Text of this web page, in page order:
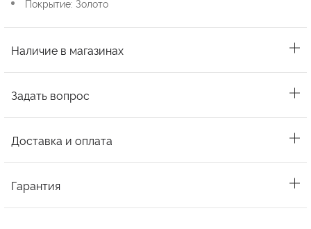
Покрытие: Золото
Наличие в магазинах
Задать вопрос
Доставка и оплата
Гарантия